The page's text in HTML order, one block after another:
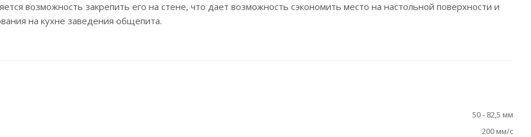
возможность закрепить его на стене, что дает возможность сэкономить место на настольной поверхности и
на кухне заведения общепита.
50 - 82,5 мм
200 мм/с